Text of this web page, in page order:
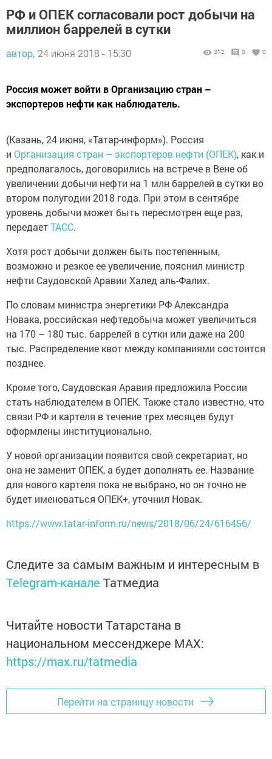
РФ и ОПЕК согласовали рост добычи на
миллион баррелей в сутки
автор, 24 июня 2018 - 15:30 312 0 0
Россия может войти в Организацию стран –
экспортеров нефти как наблюдатель.
(Казань, 24 июня, «Татар-информ»). Россия
и Организация стран – экспортеров нефти (ОПЕК), как и
предполагалось, договорились на встрече в Вене об
увеличении добычи нефти на 1 млн баррелей в сутки во
втором полугодии 2018 года. При этом в сентябре
уровень добычи может быть пересмотрен еще раз,
передаетТАСС.
Хотя рост добычи должен быть постепенным,
возможно и резкое ее увеличение, пояснил министр
нефти Саудовской Аравии Халед аль-Фалих.
По словам министра энергетики РФ Александра
Новака, российская нефтедобыча может увеличиться
на 170 – 180 тыс. баррелей в сутки или даже на 200
тыс. Распределение квот между компаниями состоится
позднее.
Кроме того, Саудовская Аравия предложила России
стать наблюдателем в ОПЕК. Также стало известно, что
связи РФ и картеля в течение трех месяцев будут
оформлены институционально.
У новой организации появится свой секретариат, но
она не заменит ОПЕК, а будет дополнять ее. Название
для нового картеля пока не выбрано, но он точно не
будет именоваться ОПЕК+, уточнил Новак.
https://www.tatar-inform.ru/news/2018/06/24/616456/
Следите за самым важным и интересным в
Telegram-канале Татмедиа
Читайте новости Татарстана в
национальном мессенджере MАХ:
https://max.ru/tatmedia
Перейти на страницу новости